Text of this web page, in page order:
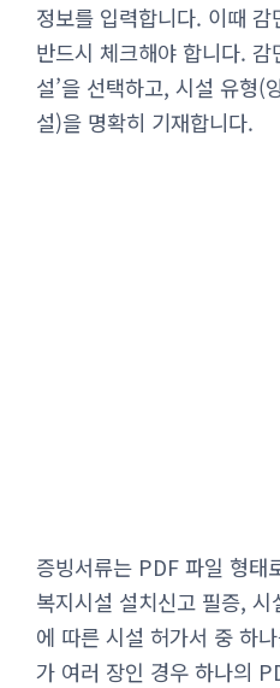
정보를 입력합니다. 이때
반드시 체크해야 합니다. 감
설’을 선택하고, 시설 유형(
설)을 명확히 기재합니다.
증빙서류는 PDF 파일 형태
복지시설 설치신고 필증,
에 따른 시설 허가서 중 하
가 여러 장인 경우 하나의